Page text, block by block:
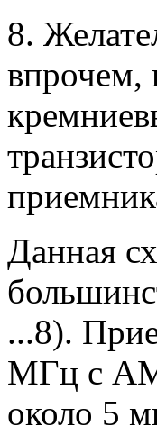
8.
впрочем,
Данная
...8).
МГц с
около 5